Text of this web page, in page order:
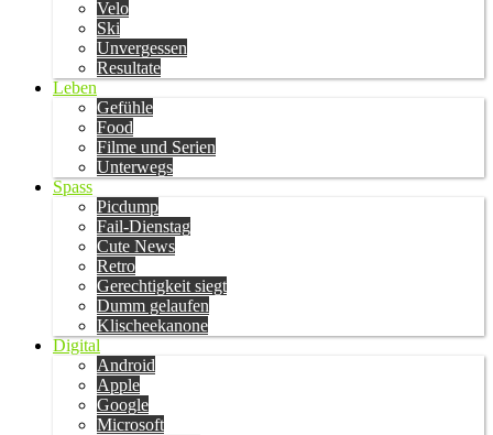
Velo
Ski
Unvergessen
Resultate
Leben
Gefühle
Food
Filme und Serien
Unterwegs
Spass
Picdump
Fail-Dienstag
Cute News
Retro
Gerechtigkeit siegt
Dumm gelaufen
Klischeekanone
Digital
Android
Apple
Google
Microsoft